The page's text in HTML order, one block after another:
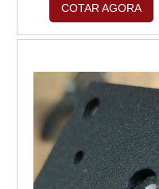
codificador a
impressionante
segundo. Isto
possível marcar
COTAR AGORA